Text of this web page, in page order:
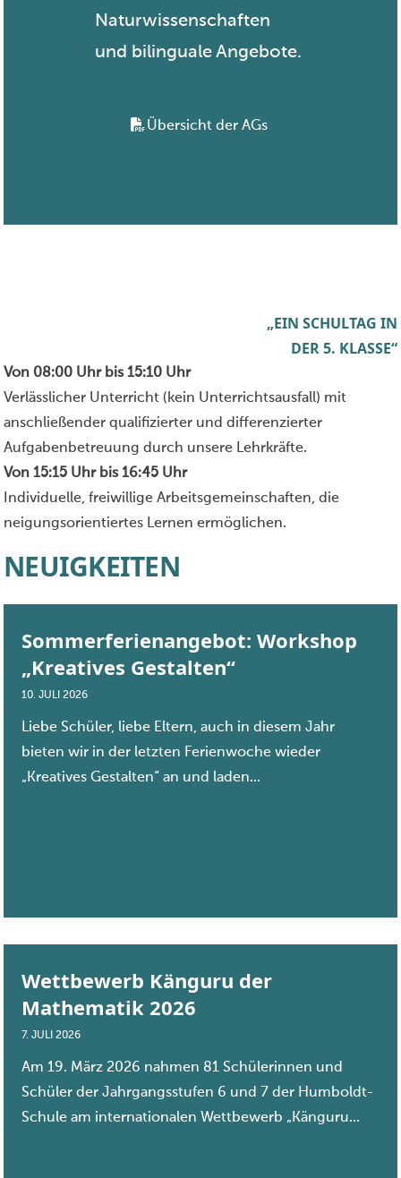
Naturwissenschaften
und bilinguale Angebote.
Übersicht der AGs
„EIN SCHULTAG IN
DER 5. KLASSE“
Von 08:00 Uhr bis 15:10 Uhr
Verlässlicher Unterricht (kein Unterrichtsausfall) mit
anschließender qualifizierter und differenzierter
Aufgabenbetreuung durch unsere Lehrkräfte.
Von 15:15 Uhr bis 16:45 Uhr
Individuelle, freiwillige Arbeitsgemeinschaften, die
neigungsorientiertes Lernen ermöglichen.
NEUIGKEITEN
Sommerferienangebot: Workshop
„Kreatives Gestalten“
10. JULI 2026
Liebe Schüler, liebe Eltern, auch in diesem Jahr
bieten wir in der letzten Ferienwoche wieder
„Kreatives Gestalten“ an und laden...
Wettbewerb Känguru der
Mathematik 2026
7. JULI 2026
Am 19. März 2026 nahmen 81 Schülerinnen und
Schüler der Jahrgangsstufen 6 und 7 der Humboldt-
Schule am internationalen Wettbewerb „Känguru...